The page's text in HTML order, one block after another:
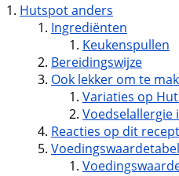
Hutspot anders
Ingrediënten
Keukenspullen
Bereidingswijze
Ook lekker om te
Variaties op
Reacties op dit recept
Voedingswaardetabel